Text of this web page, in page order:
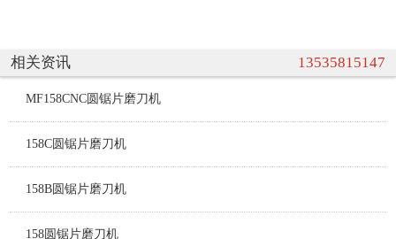
相关资讯 13535815147
MF158CNC圆锯片磨刀机
158C圆锯片磨刀机
158B圆锯片磨刀机
158圆锯片磨刀机